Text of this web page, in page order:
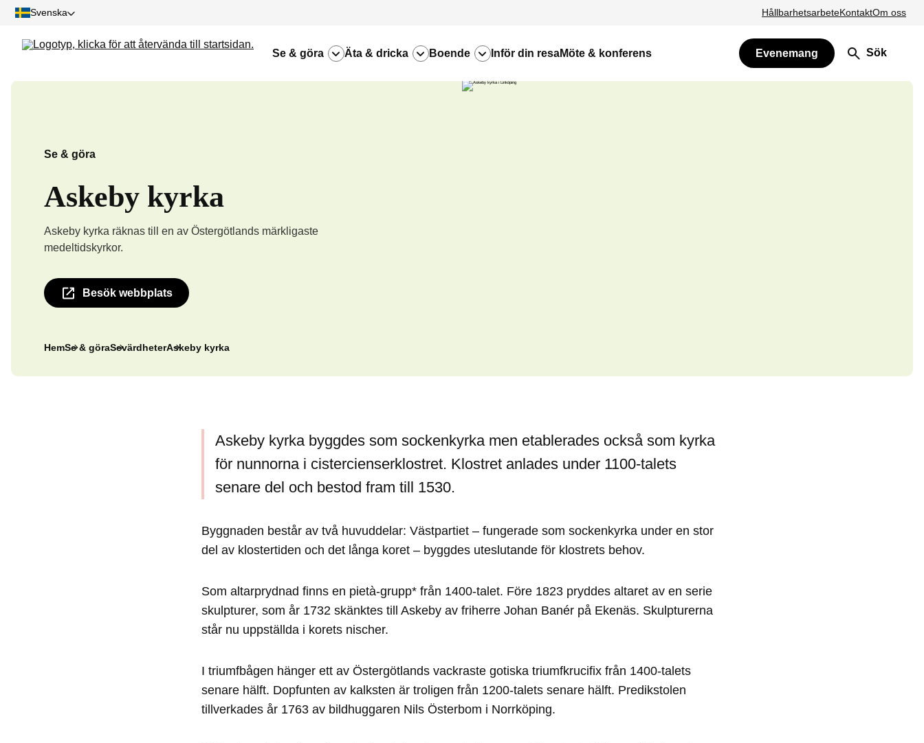
Svenska HållbarhetsarbeteKontaktOm oss
Se & göra Äta & dricka Boende Inför din resaMöte & konferens Evenemang Sök
Se & göra
Askeby kyrka
Askeby kyrka räknas till en av Östergötlands märkligaste
medeltidskyrkor.
Besök webbplats
HemSe & göraSevärdheterAskeby kyrka
Askeby kyrka byggdes som sockenkyrka men etablerades också som kyrka
för nunnorna i cistercienserklostret. Klostret anlades under 1100-talets
senare del och bestod fram till 1530.
Byggnaden består av två huvuddelar: Västpartiet – fungerade som sockenkyrka under en stor
del av klostertiden och det långa koret – byggdes uteslutande för klostrets behov.
Som altarprydnad finns en pietà-grupp* från 1400-talet. Före 1823 pryddes altaret av en serie
skulpturer, som år 1732 skänktes till Askeby av friherre Johan Banér på Ekenäs. Skulpturerna
står nu uppställda i korets nischer.
I triumfbågen hänger ett av Östergötlands vackraste gotiska triumfkrucifix från 1400-talets
senare hälft. Dopfunten av kalksten är troligen från 1200-talets senare hälft. Predikstolen
tillverkades år 1763 av bildhuggaren Nils Österbom i Norrköping.